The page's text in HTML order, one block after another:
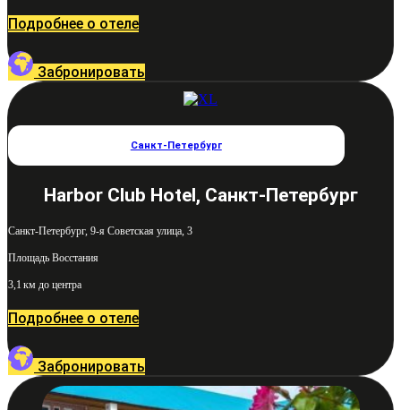
Подробнее о отеле
Забронировать
Санкт-Петербург
Harbor Club Hotel, Санкт-Петербург
Санкт-Петербург, 9-я Советская улица, 3
Площадь Восстания
3,1 км до центра
Подробнее о отеле
Забронировать